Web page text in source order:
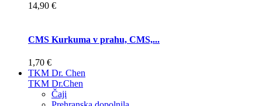
14,90 €
CMS Kurkuma v prahu, CMS,...
1,70 €
TKM Dr. Chen
TKM Dr.Chen
Čaji